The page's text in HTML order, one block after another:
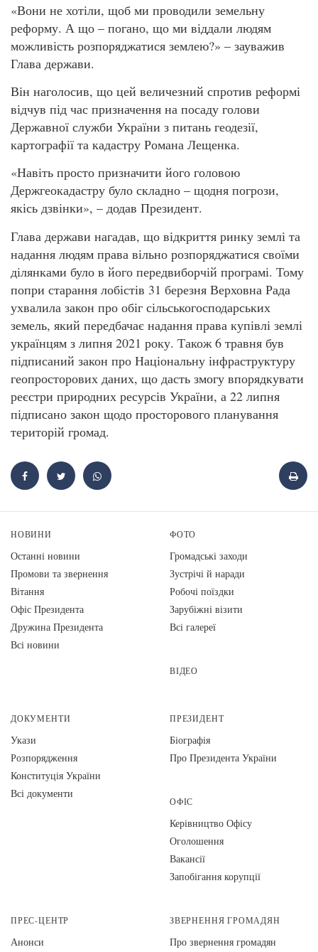
«Вони не хотіли, щоб ми проводили земельну
реформу. А що – погано, що ми віддали людям
можливість розпоряджатися землею?» – зауважив
Глава держави.
Він наголосив, що цей величезний спротив реформі
відчув під час призначення на посаду голови
Державної служби України з питань геодезії,
картографії та кадастру Романа Лещенка.
«Навіть просто призначити його головою
Держгеокадастру було складно – щодня погрози,
якісь дзвінки», – додав Президент.
Глава держави нагадав, що відкриття ринку землі та
надання людям права вільно розпоряджатися своїми
ділянками було в його передвиборчій програмі. Тому
попри старання лобістів 31 березня Верховна Рада
ухвалила закон про обіг сільськогосподарських
земель, який передбачає надання права купівлі землі
українцям з липня 2021 року. Також 6 травня був
підписаний закон про Національну інфраструктуру
геопросторових даних, що дасть змогу впорядкувати
реєстри природних ресурсів України, а 22 липня
підписано закон щодо просторового планування
територій громад.
НОВИНИ
Останні новини
Промови та звернення
Вiтання
Офіс Президента
Дружина Президента
Всі новини
ФОТО
Громадські заходи
Зустрічі й наради
Робочі поїздки
Зарубіжні візити
Всі галереї
ВІДЕО
ДОКУМЕНТИ
Укази
Розпорядження
Конституція України
Всі документи
ПРЕЗИДЕНТ
Біографія
Про Президента України
ОФІС
Керівництво Офісу
Оголошення
Вакансії
Запобігання корупції
ПРЕС-ЦЕНТР
Анонси
ЗВЕРНЕННЯ ГРОМАДЯН
Про звернення громадян